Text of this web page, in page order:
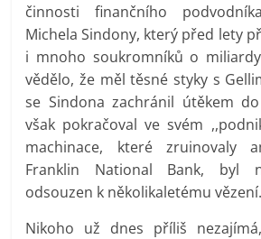
činnosti finančního
Michela Sindony, který před lety
i mnoho soukromníků o
vědělo, že měl těsné styky s
se Sindona zachránil útěkem
však pokračoval ve svém
machinace, které zruinovaly
Franklin National Bank, byl
odsouzen k několikaletému
Nikoho už dnes příliš